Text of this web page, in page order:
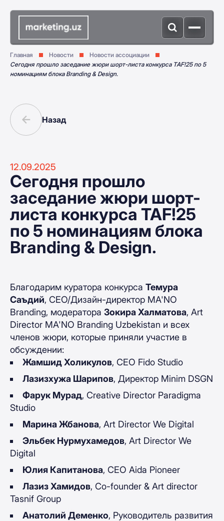
Главная Новости
Новости ассоциации
Сегодня прошло заседание жюри шорт-листа конкурса TAF!25 по 5
номинациям блока Branding & Design.
Назад
12.09.2025
Сегодня прошло
заседание жюри шорт-
листа конкурса TAF!25
по 5 номинациям блока
Branding & Design.
Благодарим куратора конкурса Темура
Саъдий, CEO/Дизайн-директор MA'NO
Branding, модератора Зокира Халматова, Art
Director MA'NO Branding Uzbekistan и всех
членов жюри, которые приняли участие в
обсуждении:
Жамшид Холикулов, CEO Fido Studio
Лазизхужа Шарипов, Директор Minim DSGN
Фарук Мурад, Creative Director Paradigma
Studio
Марина Жбанова, Art Director We Digital
Эльбек Нурмухамедов, Art Director We
Digital
Юлия Капитанова, CEO Aida Pioneer
Лазиз Хамидов, Co-founder & Art director
Tasnif Group
Анатолий Деменко, Руководитель развития